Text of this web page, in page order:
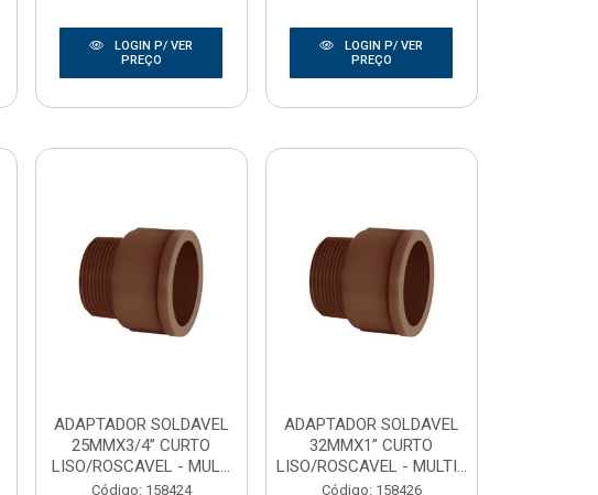
LOGIN P/ VER
PREÇO
LOGIN P/ VER
PREÇO
ADAPTADOR SOLDAVEL
25MMX3/4” CURTO
LISO/ROSCAVEL - MUL...
Código: 158424
ADAPTADOR SOLDAVEL
32MMX1” CURTO
LISO/ROSCAVEL - MULTI...
Código: 158426